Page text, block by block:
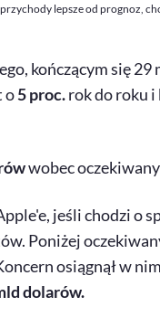
lepsze od prognoz,
kończącym się 29
o5 proc.rok do roku i
wobec
jeśli chodzi o
Poniżej
osiągnął w
dolarów.